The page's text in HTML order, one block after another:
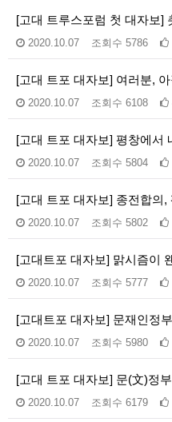
[고대 트루스포럼 첫 대자보
2020.10.07 조회수 5786
[고대 트포 대자보] 여러분,
2020.10.07 조회수 6108
[고대 트포 대자보] 평창에서
2020.10.07 조회수 5804
[고대 트포 대자보] 종전합의
2020.10.07 조회수 5802
[고대트포 대자보] 맑시즘이
2020.10.07 조회수 5777
[고대트포 대자보] 문재인정
2020.10.07 조회수 5980
[고대 트포 대자보] 문(文)정
2020.10.07 조회수 6179